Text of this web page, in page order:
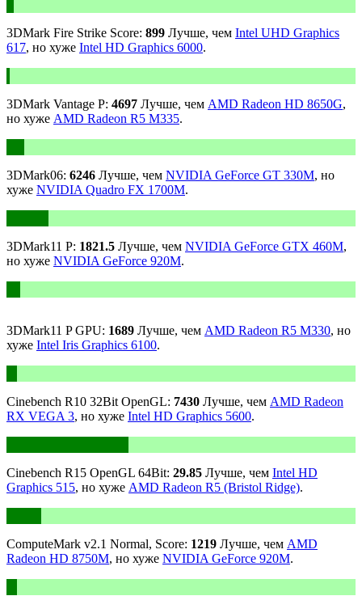
3DMark Fire Strike Score: 899 Лучше, чем Intel UHD Graphics
617, но хуже Intel HD Graphics 6000.
3DMark Vantage P: 4697 Лучше, чем AMD Radeon HD 8650G,
но хуже AMD Radeon R5 M335.
3DMark06: 6246 Лучше, чем NVIDIA GeForce GT 330M, но
хуже NVIDIA Quadro FX 1700M.
3DMark11 P: 1821.5 Лучше, чем NVIDIA GeForce GTX 460M,
но хуже NVIDIA GeForce 920M.
3DMark11 P GPU: 1689 Лучше, чем AMD Radeon R5 M330, но
хуже Intel Iris Graphics 6100.
Cinebench R10 32Bit OpenGL: 7430 Лучше, чем AMD Radeon
RX VEGA 3, но хуже Intel HD Graphics 5600.
Cinebench R15 OpenGL 64Bit: 29.85 Лучше, чем Intel HD
Graphics 515, но хуже AMD Radeon R5 (Bristol Ridge).
ComputeMark v2.1 Normal, Score: 1219 Лучше, чем AMD
Radeon HD 8750M, но хуже NVIDIA GeForce 920M.